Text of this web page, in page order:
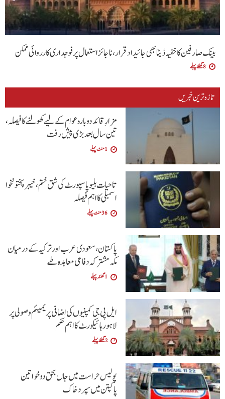
بینک صارفین کا خفیہ ڈیٹا بھی جائیداد قرار،ناجائز استعمال پر فوجداری کارروائی ممکن
8 گھنٹے پہلے
تازہ ترین خبریں
مزارِ قائد دوبارہ عوام کے لیے کھولنے کا فیصلہ،
تین سال بعد بڑی پیش رفت
1 منٹ پہلے
تاحیات بلیو پاسپورٹ کی شق ختم، خیبر پختونخوا
اسمبلی کا اہم فیصلہ
36 منٹ پہلے
پاکستان، سعودی عرب اور ترکیہ کے درمیان
مکہ مشترکہ دفاعی معاہدہ طے
1 گھنٹہ پہلے
ایل پی جی کمپنیوں کی اضافی پریمیئم وصولی پر
لاہور ہائیکورٹ کا اہم حکم
2 گھنٹے پہلے
پولیس حراست میں جاں بحق دو خواتین
پاکپتن میں سپرد خاک